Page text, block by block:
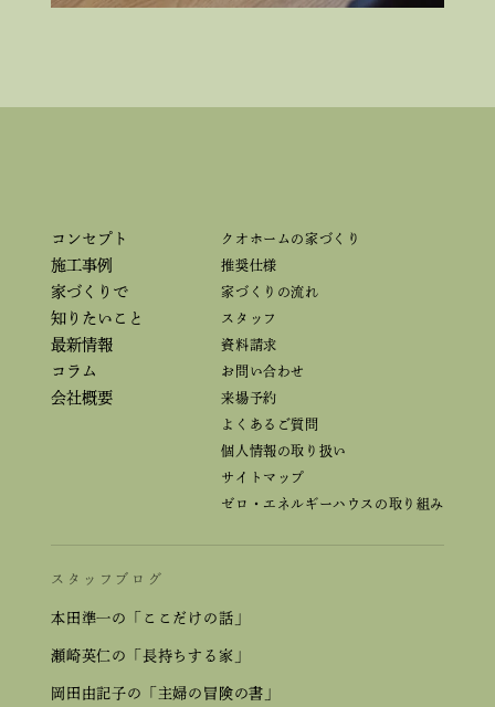
コンセプト
施工事例
家づくりで
知りたいこと
最新情報
コラム
会社概要
クオホームの家づくり
推奨仕様
家づくりの流れ
スタッフ
資料請求
お問い合わせ
来場予約
よくあるご質問
個人情報の取り扱い
サイトマップ
ゼロ・エネルギーハウスの取り組み
スタッフブログ
本田準一の「ここだけの話」
瀬崎英仁の「長持ちする家」
岡田由記子の「主婦の冒険の書」